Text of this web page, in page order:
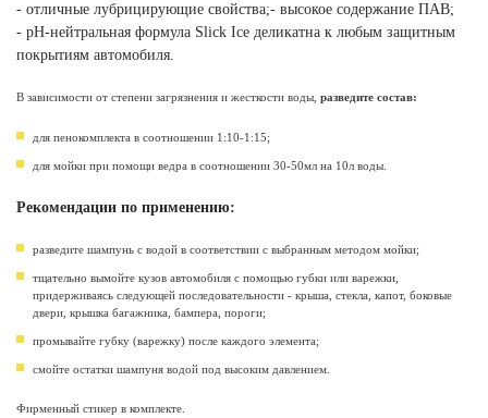
- отличные лубрицирующие свойства;- высокое содержание ПАВ;
- pH-нейтральная формула Slick Ice деликатна к любым защитным
покрытиям автомобиля.
В зависимости от степени загрязнения и жесткости воды, разведите состав:
для пенокомплекта в соотношении 1:10-1:15;
для мойки при помощи ведра в соотношении 30-50мл на 10л воды.
Рекомендации по применению:
разведите шампунь с водой в соответствии с выбранным методом мойки;
тщательно вымойте кузов автомобиля с помощью губки или варежки,
придерживаясь следующей последовательности - крыша, стекла, капот, боковые
двери, крышка багажника, бампера, пороги;
промывайте губку (варежку) после каждого элемента;
смойте остатки шампуня водой под высоким давлением.
Фирменный стикер в комплекте.